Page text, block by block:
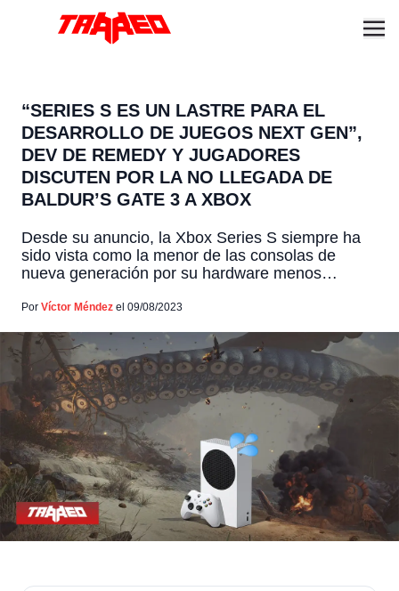
“SERIES S ES UN LASTRE PARA EL
DESARROLLO DE JUEGOS NEXT GEN”,
DEV DE REMEDY Y JUGADORES
DISCUTEN POR LA NO LLEGADA DE
BALDUR’S GATE 3 A XBOX
Desde su anuncio, la Xbox Series S siempre ha
sido vista como la menor de las consolas de
nueva generación por su hardware menos
comunidad de jugadores e incluso
al parecer comparte el Director de
Comunicaciones de Remedy Entertainment, […]
Por Víctor Méndez el 09/08/2023